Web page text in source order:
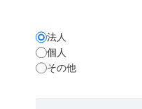
法人
個人
その他